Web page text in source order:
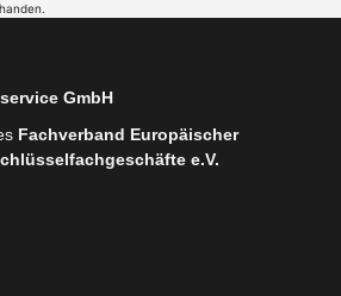
GmbH
Fachverband Europäischer
e.V.